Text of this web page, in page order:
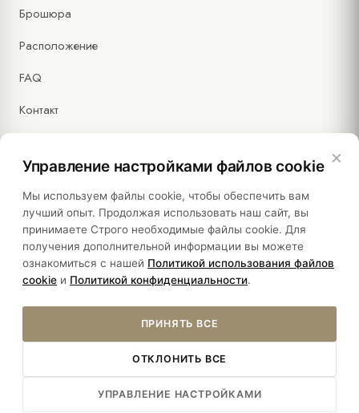
Брошюра
Расположение
FAQ
Контакт
Правовая информация
Политики
Устойчивость
© 2026 HOTEL SULTANIA. ALL RIGHTS RESERVED.
×
Управление настройками файлов cookie
Мы используем файлы cookie, чтобы обеспечить вам
лучший опыт. Продолжая использовать наш сайт, вы
принимаете Строго необходимые файлы cookie. Для
получения дополнительной информации вы можете
ознакомиться с нашей Политикой использования файлов
cookie и Политикой конфиденциальности.
ПРИНЯТЬ ВСЕ
ОТКЛОНИТЬ ВСЕ
УПРАВЛЕНИЕ НАСТРОЙКАМИ